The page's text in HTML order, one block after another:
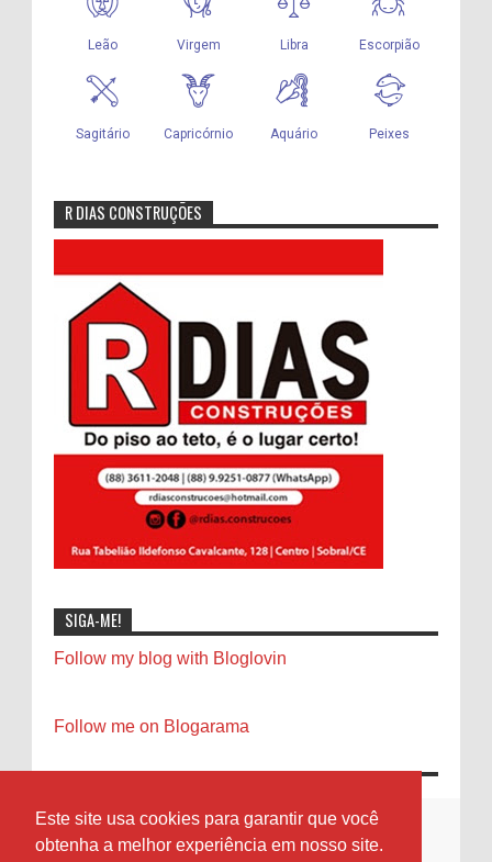
Este site usa cookies para garantir que você
obtenha a melhor experiência em nosso site.
R DIAS CONSTRUÇÕES
SIGA-ME!
Follow my blog with Bloglovin
Follow me on Blogarama